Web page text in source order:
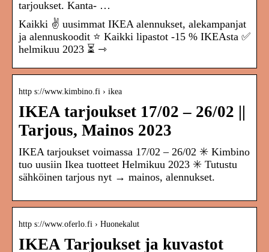
tarjoukset. Kanta- …
Kaikki ✌ uusimmat IKEA alennukset, alekampanjat
ja alennuskoodit ⭐ Kaikki lipastot -15 % IKEAsta ✅
helmikuu 2023 ⏳ ⇾
http s://www.kimbino.fi › ikea
IKEA tarjoukset 17/02 – 26/02 ||
Tarjous, Mainos 2023
IKEA tarjoukset voimassa 17/02 – 26/02 ✳️ Kimbino
tuo uusiin Ikea tuotteet Helmikuu 2023 ✳️ Tutustu
sähköinen tarjous nyt → mainos, alennukset.
http s://www.oferlo.fi › Huonekalut
IKEA Tarjoukset ja kuvastot